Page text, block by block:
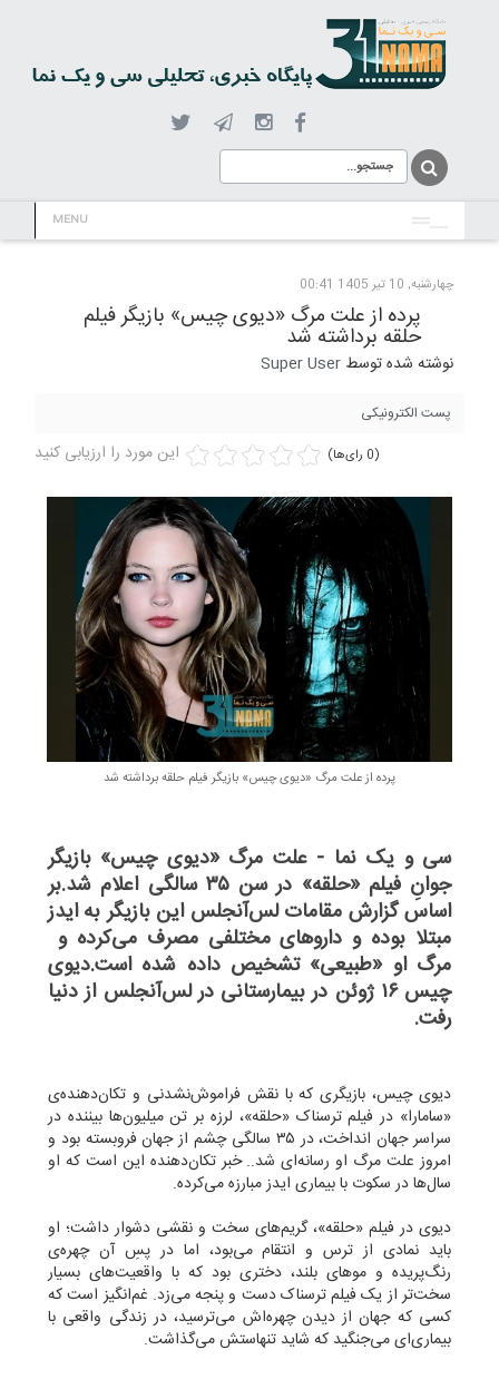
MENU
چهارشنبه, 10 تیر 1405 00:41
پرده از علت مرگ «دیوی چیس» بازیگر فیلم
حلقه برداشته شد
نوشته شده توسط Super User
پست الکترونیکی
این مورد را ارزیابی کنید (0 رای‌ها)
پرده از علت مرگ «دیوی چیس» بازیگر فیلم حلقه برداشته شد
سی و یک نما - علت مرگ «دیوی چیس» بازیگر
جوانِ فیلم «حلقه» در سن ۳۵ سالگی اعلام شد.بر
اساس گزارش مقامات لس‌آنجلس این بازیگر به ایدز
مبتلا بوده و داروهای مختلفی مصرف می‌کرده و
مرگ او «طبیعی» تشخیص داده شده است.دیوی
چیس ۱۶ ژوئن در بیمارستانی در لس‌آنجلس از دنیا
رفت.
دیوی چیس، بازیگری که با نقش فراموش‌نشدنی و تکان‌دهنده‌ی
«سامارا» در فیلم ترسناک «حلقه»، لرزه بر تن میلیون‌ها بیننده در
سراسر جهان انداخت، در ۳۵ سالگی چشم از جهان فروبسته بود و
امروز علت مرگ او رسانه‌ای شد.. خبر تکان‌دهنده‌ این است که او
سال‌ها در سکوت با بیماری ایدز مبارزه می‌کرده.
دیوی در فیلم «حلقه»، گریم‌های سخت و نقشی دشوار داشت؛ او
باید نمادی از ترس و انتقام می‌بود، اما در پسِ آن چهره‌ی
رنگ‌پریده و موهای بلند، دختری بود که با واقعیت‌های بسیار
سخت‌تر از یک فیلم ترسناک دست و پنجه می‌زد. غم‌انگیز است که
کسی که جهان از دیدن چهره‌اش می‌ترسید، در زندگی واقعی با
بیماری‌ای می‌جنگید که شاید تنهاستش می‌گذاشت.